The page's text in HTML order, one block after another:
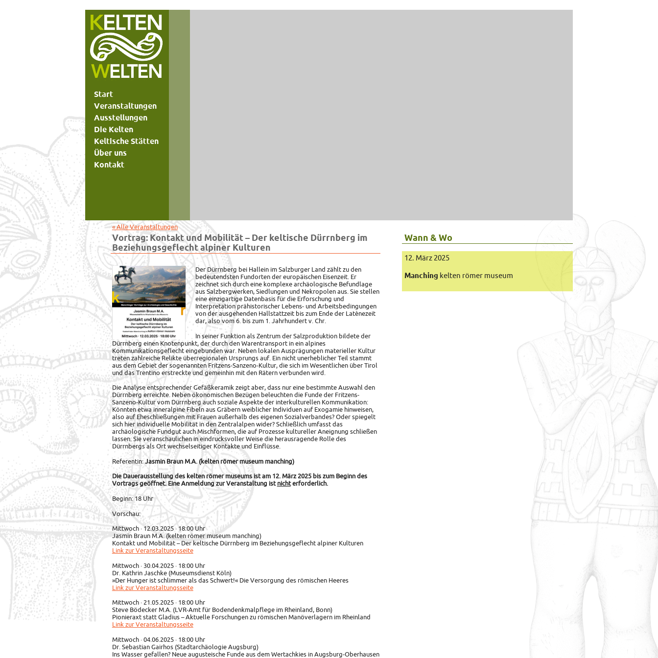
Start
Veranstaltungen
Ausstellungen
Die Kelten
Keltische Stätten
Über uns
Kontakt
« Alle Veranstaltungen
Vortrag: Kontakt und Mobilität – Der keltische Dürrnberg im
Beziehungsgeflecht alpiner Kulturen
Der Dürrnberg bei Hallein im Salzburger Land zählt zu den
bedeutendsten Fundorten der europäischen Eisenzeit. Er
zeichnet sich durch eine komplexe archäologische Befundlage
aus Salzbergwerken, Siedlungen und Nekropolen aus. Sie stellen
eine einzigartige Datenbasis für die Erforschung und
Interpretation prähistorischer Lebens- und Arbeitsbedingungen
von der ausgehenden Hallstattzeit bis zum Ende der Latènezeit
dar, also vom 6. bis zum 1. Jahrhundert v. Chr.
In seiner Funktion als Zentrum der Salzproduktion bildete der
Dürrnberg einen Knotenpunkt, der durch den Warentransport in ein alpines
Kommunikationsgeflecht eingebunden war. Neben lokalen Ausprägungen materieller Kultur
treten zahlreiche Relikte überregionalen Ursprungs auf. Ein nicht unerheblicher Teil stammt
aus dem Gebiet der sogenannten Fritzens-Sanzeno-Kultur, die sich im Wesentlichen über Tirol
und das Trentino erstreckte und gemeinhin mit den Rätern verbunden wird.
Die Analyse entsprechender Gefäßkeramik zeigt aber, dass nur eine bestimmte Auswahl den
Dürrnberg erreichte. Neben ökonomischen Bezügen beleuchten die Funde der Fritzens-
Sanzeno-Kultur vom Dürrnberg auch soziale Aspekte der interkulturellen Kommunikation:
Könnten etwa inneralpine Fibeln aus Gräbern weiblicher Individuen auf Exogamie hinweisen,
also auf Eheschließungen mit Frauen außerhalb des eigenen Sozialverbandes? Oder spiegelt
sich hier individuelle Mobilität in den Zentralalpen wider? Schließlich umfasst das
archäologische Fundgut auch Mischformen, die auf Prozesse kultureller Aneignung schließen
lassen. Sie veranschaulichen in eindrucksvoller Weise die herausragende Rolle des
Dürrnbergs als Ort wechselseitiger Kontakte und Einflüsse.
Referentin: Jasmin Braun M.A. (kelten römer museum manching)
Die Dauerausstellung des kelten römer museums ist am 12. März 2025 bis zum Beginn des
Vortrags geöffnet. Eine Anmeldung zur Veranstaltung ist nichterforderlich.
Beginn: 18 Uhr
Vorschau:
Mittwoch · 12.03.2025 · 18:00 Uhr
Jasmin Braun M.A. (kelten römer museum manching)
Kontakt und Mobilität – Der keltische Dürrnberg im Beziehungsgeflecht alpiner Kulturen
Link zur Veranstaltungsseite
Mittwoch · 30.04.2025 · 18:00 Uhr
Dr. Kathrin Jaschke (Museumsdienst Köln)
»Der Hunger ist schlimmer als das Schwert!« Die Versorgung des römischen Heeres
Link zur Veranstaltungsseite
Mittwoch · 21.05.2025 · 18:00 Uhr
Steve Bödecker M.A. (LVR-Amt für Bodendenkmalpflege im Rheinland, Bonn)
Pionieraxt statt Gladius – Aktuelle Forschungen zu römischen Manöverlagern im Rheinland
Link zur Veranstaltungsseite
Mittwoch · 04.06.2025 · 18:00 Uhr
Dr. Sebastian Gairhos (Stadtarchäologie Augsburg)
Ins Wasser gefallen? Neue augusteische Funde aus dem Wertachkies in Augsburg-Oberhausen
Wann & Wo
12. März 2025
Manching kelten römer museum